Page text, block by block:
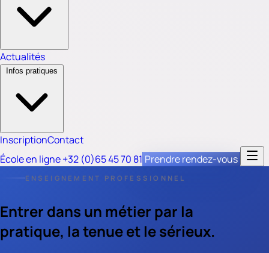
Actualités
InscriptionContact
École en ligne+32 (0)65 45 70 81 Prendre rendez-vous
ENSEIGNEMENT PROFESSIONNEL
Entrer dans un métier par la
pratique, la tenue et le sérieux.